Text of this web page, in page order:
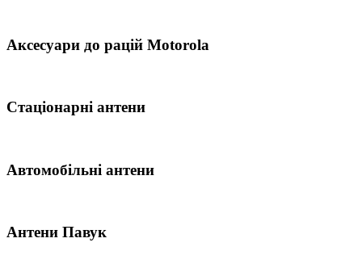
Аксесуари до рацій Motorola
Стаціонарні антени
Автомобільні антени
Антени Павук